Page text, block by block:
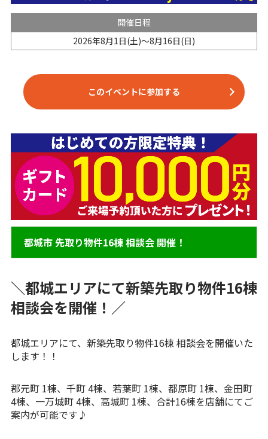
開催日程
2026年8月1日(土)～8月16日(日)
このイベントに参加する
都城市 先取り物件16棟 相談会 開催！
＼都城エリアにて新築先取り物件16棟
相談会を開催！／
都城エリアにて、新築先取り物件16棟 相談会を開催いた
します！！
郡元町 1棟、千町 4棟、若葉町 1棟、都原町 1棟、金田町
4棟、一万城町 4棟、高城町 1棟、合計16棟を店舗にてご
案内が可能です♪